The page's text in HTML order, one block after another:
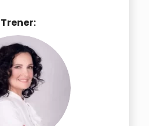
Trener: